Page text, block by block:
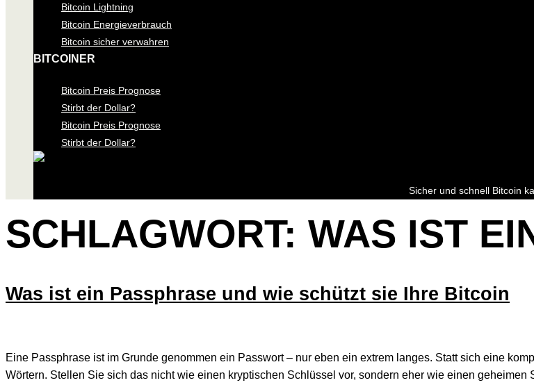
Bitcoin Lightning
Bitcoin Energieverbrauch
Bitcoin sicher verwahren
BITCOINER
Bitcoin Preis Prognose
Stirbt der Dollar?
Bitcoin Preis Prognose
Stirbt der Dollar?
Sicher und schnell Bitcoin
SCHLAGWORT: WAS IST
Was ist ein Passphrase und wie schützt sie Ihre Bitcoin
Eine Passphrase ist im Grunde genommen ein Passwort – nur eben ein extrem langes. Statt sich eine
Wörtern. Stellen Sie sich das nicht wie einen kryptischen Schlüssel vor, sondern eher wie einen